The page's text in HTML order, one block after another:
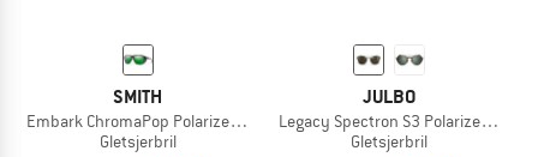
SMITH
Embark ChromaPop Polarized Mirror Cat. 3 VLT 15%
Gletsjerbril
JULBO
Legacy Spectron S3 Polarized (VLT
Gletsjerbril